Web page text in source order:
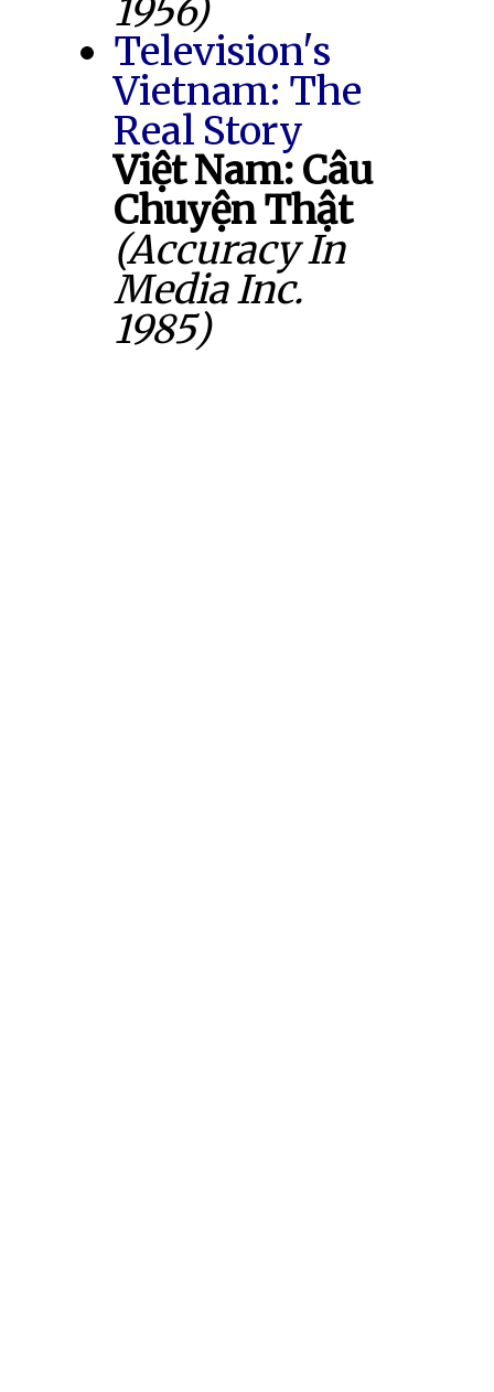
1956)
Television's
Vietnam: The
Real Story
Việt Nam: Câu
Chuyện Thật
(Accuracy In
Media Inc.
1985)